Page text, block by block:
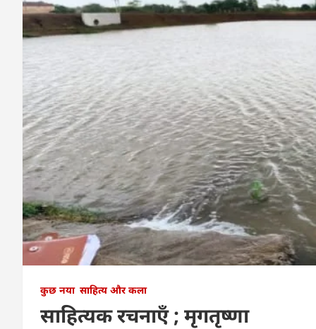
कुछ नया साहित्य और कला
साहित्यक रचनाएँ ; मृगतृष्णा